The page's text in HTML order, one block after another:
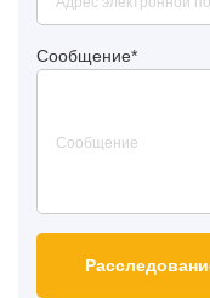
Сообщение*